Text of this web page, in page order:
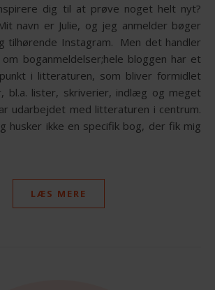
dig til at prøve noget helt nyt?
navn er Julie, og jeg anmelder bøger
tilhørende Instagram. Men det handler
om boganmeldelser;hele bloggen har et
i litteraturen, som bliver formidlet
bl.a. lister, skriverier, indlæg og meget
udarbejdet med litteraturen i centrum.
husker ikke en specifik bog, der fik mig
LÆS MERE